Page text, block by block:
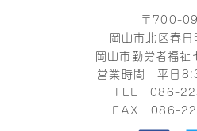
〒700-
岡山市北区春
岡山市勤労者福祉
営業時間 平日
TEL086-
FAX 086-